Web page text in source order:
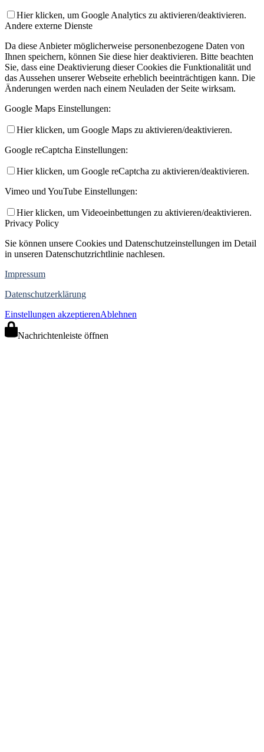
Hier klicken, um Google Analytics zu aktivieren/deaktivieren.
Andere externe Dienste
Da diese Anbieter möglicherweise personenbezogene Daten von
Ihnen speichern, können Sie diese hier deaktivieren. Bitte beachten
Sie, dass eine Deaktivierung dieser Cookies die Funktionalität und
das Aussehen unserer Webseite erheblich beeinträchtigen kann. Die
Änderungen werden nach einem Neuladen der Seite wirksam.
Google Maps Einstellungen:
Hier klicken, um Google Maps zu aktivieren/deaktivieren.
Google reCaptcha Einstellungen:
Hier klicken, um Google reCaptcha zu aktivieren/deaktivieren.
Vimeo und YouTube Einstellungen:
Hier klicken, um Videoeinbettungen zu aktivieren/deaktivieren.
Privacy Policy
Sie können unsere Cookies und Datenschutzeinstellungen im Detail
in unseren Datenschutzrichtlinie nachlesen.
Impressum
Datenschutzerklärung
Einstellungen akzeptierenAblehnen
Nachrichtenleiste öffnen